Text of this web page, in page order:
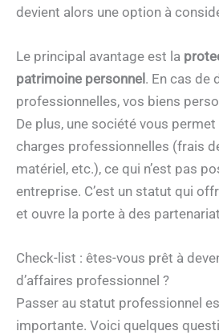
devient alors une option à
Le principal avantage est la
patrimoine personnel . En cas de
professionnelles, vos biens
De plus, une société vous
charges professionnelles (frais
matériel, etc.), ce qui n’est pas
entreprise. C’est un statut qui
et ouvre la porte à des
Check-list : êtes-vous prêt à
d’affaires professionnel ?
Passer au statut professionnel
importante. Voici quelques